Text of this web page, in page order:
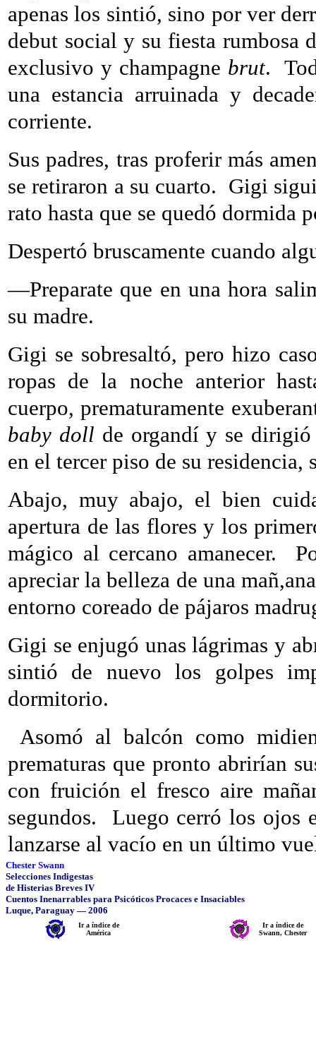
apenas los sintió, sino por ver
debut social y su fiesta rumbosa
exclusivo y champagne brut.
una estancia arruinada y
corriente.
Sus padres, tras proferir más
se retiraron a su cuarto. Gigi
rato hasta que se quedó dormida
Despertó bruscamente cuando
—Preparate que en una hora
su madre.
Gigi se sobresaltó, pero hizo
ropas de la noche anterior
cuerpo, prematuramente
baby doll de organdí y se
en el tercer piso de su residencia,
Abajo, muy abajo, el bien
apertura de las flores y los
mágico al cercano amanecer.
apreciar la belleza de una
entorno coreado de pájaros
Gigi se enjugó unas lágrimas y
sintió de nuevo los golpes
dormitorio.
Asomó al balcón como
prematuras que pronto abrirían
con fruición el fresco aire
segundos.
Luego cerró los ojos
lanzarse al vacío en un último
Chester Swann
Selecciones Indigestas
de Histerias Breves IV
Cuentos Inenarrables para Psicóticos Procaces e Insaciables
Luque, Paraguay — 2006
Ir a índice de
América
Ir a índice de
Swann, Chester